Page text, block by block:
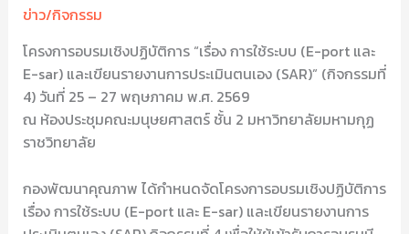
ข่าว/กิจกรรม
โครงการอบรมเชิงปฏิบัติการ “เรื่อง การใช้ระบบ (E-port และ
E-sar) และเขียนรายงานการประเมินตนเอง (SAR)” (กิจกรรมที่
4) วันที่ 25 – 27 พฤษภาคม พ.ศ. 2569
ณ ห้องประชุมคณะมนุษยศาสตร์ ชั้น 2 มหาวิทยาลัยมหามกุฏ
ราชวิทยาลัย
กองพัฒนาคุณภาพ ได้กำหนดจัดโครงการอบรมเชิงปฏิบัติการ
เรื่อง การใช้ระบบ (E-port และ E-sar) และเขียนรายงานการ